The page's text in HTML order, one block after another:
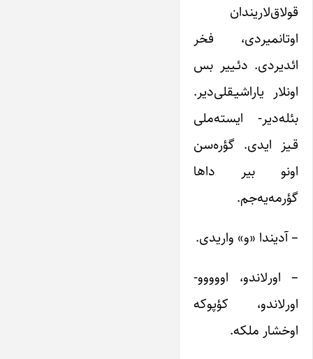
قولاق‌لاریندان
اوتانمیردی، فخر
ائدیردی. دئـییر بس
اونلار یاراشیـقلی‌دیر.
بئله‌دیر- ایسته‌ملی
قـیز ایدی. گؤره‌سن
اونو بیر داها
گؤرمه‌یه‌جم.
– آدیندا «و» واریدی.
– اورلاندو، اووووو-
اورلاندو، کؤپوکه
اوخشار ملکه.